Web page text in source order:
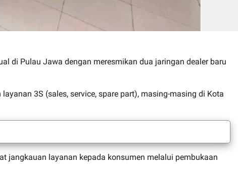
di Pulau Jawa dengan meresmikan dua jaringan dealer baru
3S (sales, service, spare part), masing-masing di Kota
jangkauan layanan kepada konsumen melalui pembukaan